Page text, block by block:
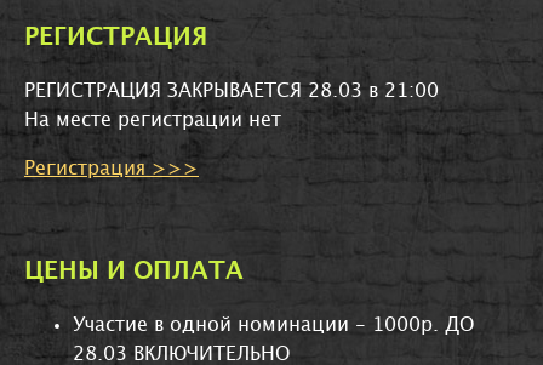
РЕГИСТРАЦИЯ
РЕГИСТРАЦИЯ ЗАКРЫВАЕТСЯ 28.03 в 21:00
На месте регистрации нет
Регистрация >>>
ЦЕНЫ И ОПЛАТА
Участие в одной номинации - 1000р. ДО
28.03 ВКЛЮЧИТЕЛЬНО